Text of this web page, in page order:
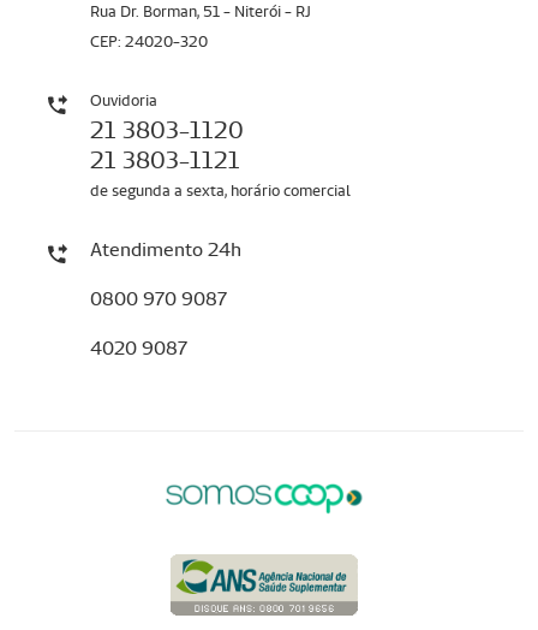
Rua Dr. Borman, 51 - Niterói - RJ
CEP: 24020-320
Ouvidoria
21 3803-1120
21 3803-1121
de segunda a sexta, horário comercial
Atendimento 24h
0800 970 9087
4020 9087